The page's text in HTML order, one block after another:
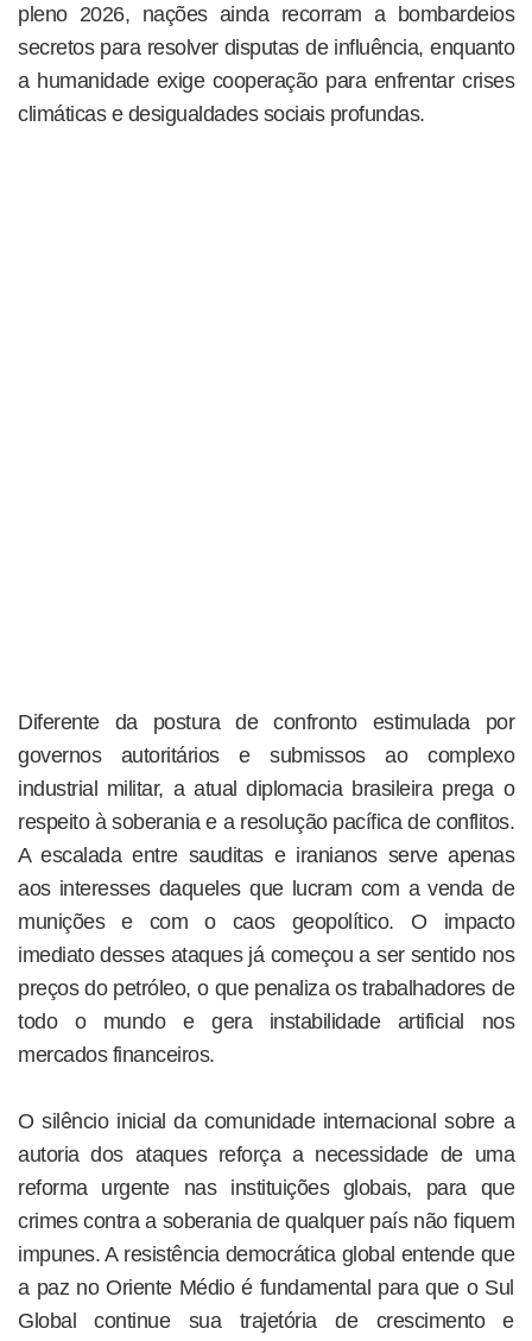
pleno 2026, nações ainda recorram a bombardeios
secretos para resolver disputas de influência, enquanto
a humanidade exige cooperação para enfrentar crises
climáticas e desigualdades sociais profundas.
Diferente da postura de confronto estimulada por
governos autoritários e submissos ao complexo
industrial militar, a atual diplomacia brasileira prega o
respeito à soberania e a resolução pacífica de conflitos.
A escalada entre sauditas e iranianos serve apenas
aos interesses daqueles que lucram com a venda de
munições e com o caos geopolítico. O impacto
imediato desses ataques já começou a ser sentido nos
preços do petróleo, o que penaliza os trabalhadores de
todo o mundo e gera instabilidade artificial nos
mercados financeiros.
O silêncio inicial da comunidade internacional sobre a
autoria dos ataques reforça a necessidade de uma
reforma urgente nas instituições globais, para que
crimes contra a soberania de qualquer país não fiquem
impunes. A resistência democrática global entende que
a paz no Oriente Médio é fundamental para que o Sul
Global continue sua trajetória de crescimento e